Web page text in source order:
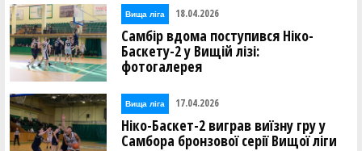
Вища лiга 18.04.2026
Самбір вдома поступився Ніко-
Баскету-2 у Вищій лізі:
фотогалерея
Вища лiга 17.04.2026
Ніко-Баскет-2 виграв виїзну гру у
Самбора бронзової серії Вищої ліги